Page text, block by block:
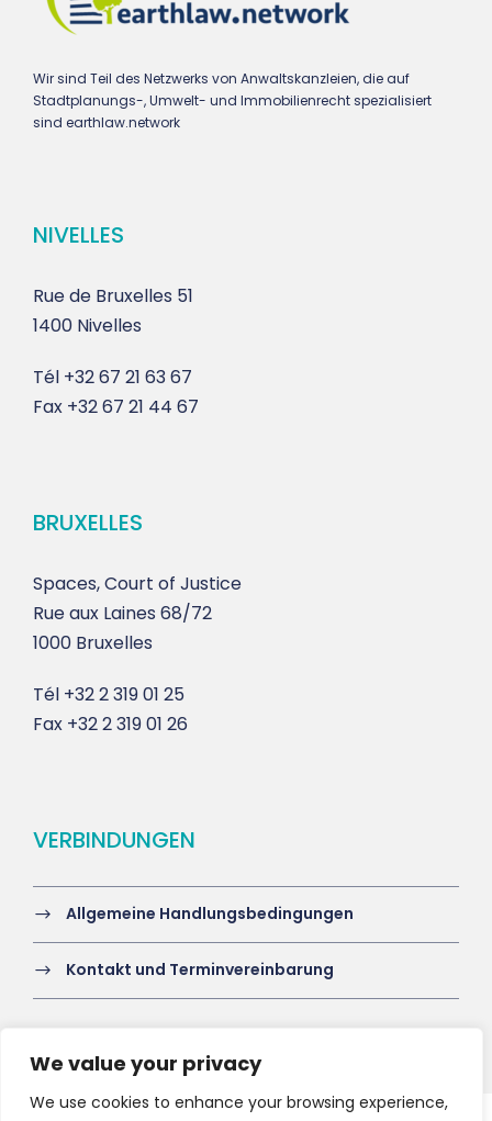
We value your privacy
We use cookies to enhance your browsing experience,
Wir sind Teil des Netzwerks von Anwaltskanzleien, die auf
Stadtplanungs-, Umwelt- und Immobilienrecht spezialisiert
sind earthlaw.network
NIVELLES
Rue de Bruxelles 51
1400 Nivelles
Tél +32 67 21 63 67
Fax +32 67 21 44 67
BRUXELLES
Spaces, Court of Justice
Rue aux Laines 68/72
1000 Bruxelles
Tél +32 2 319 01 25
Fax +32 2 319 01 26
VERBINDUNGEN
Allgemeine Handlungsbedingungen
Kontakt und Terminvereinbarung